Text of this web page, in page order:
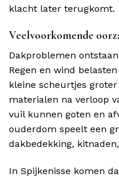
klacht later terugkomt.
Veelvoorkomende
Dakproblemen
Regen en wind
kleine scheurtjes
materialen na verloop
vuil kunnen goten en
ouderdom speelt een
dakbedekking,
In Spijkenisse komen